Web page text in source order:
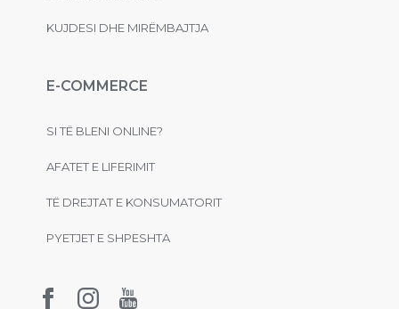
KUJDESI DHE MIRËMBAJTJA
E-COMMERCE
SI TË BLENI ONLINE?
AFATET E LIFERIMIT
TË DREJTAT E KONSUMATORIT
PYETJET E SHPESHTA